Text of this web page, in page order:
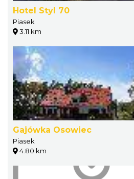
Hotel Styl 70
Piasek
3.11 km
Gajówka Osowiec
Piasek
4.80 km